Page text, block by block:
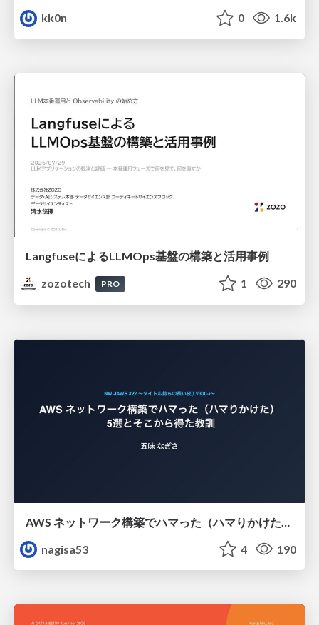
kk0n
0 1.6k
LangfuseによるLLMOps基盤の構築と活用事例
zozotech
PRO 1 290
nagisa53
4 190